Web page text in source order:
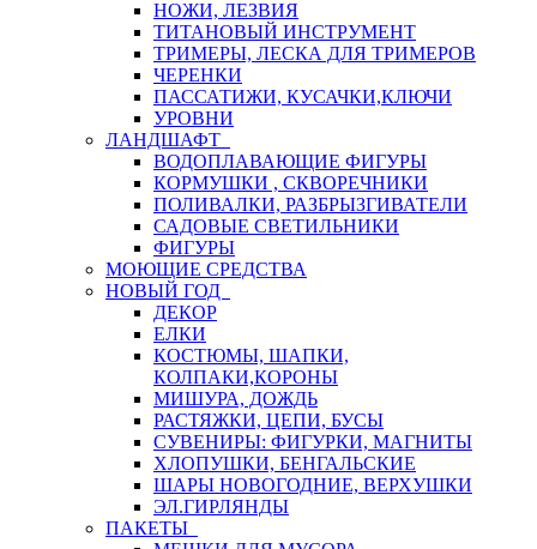
НОЖИ, ЛЕЗВИЯ
ТИТАНОВЫЙ ИНСТРУМЕНТ
ТРИМЕРЫ, ЛЕСКА ДЛЯ ТРИМЕРОВ
ЧЕРЕНКИ
ПАССАТИЖИ, КУСАЧКИ,КЛЮЧИ
УРОВНИ
ЛАНДШАФТ
ВОДОПЛАВАЮЩИЕ ФИГУРЫ
КОРМУШКИ , СКВОРЕЧНИКИ
ПОЛИВАЛКИ, РАЗБРЫЗГИВАТЕЛИ
САДОВЫЕ СВЕТИЛЬНИКИ
ФИГУРЫ
МОЮЩИЕ СРЕДСТВА
НОВЫЙ ГОД
ДЕКОР
ЕЛКИ
КОСТЮМЫ, ШАПКИ,
КОЛПАКИ,КОРОНЫ
МИШУРА, ДОЖДЬ
РАСТЯЖКИ, ЦЕПИ, БУСЫ
СУВЕНИРЫ: ФИГУРКИ, МАГНИТЫ
ХЛОПУШКИ, БЕНГАЛЬСКИЕ
ШАРЫ НОВОГОДНИЕ, ВЕРХУШКИ
ЭЛ.ГИРЛЯНДЫ
ПАКЕТЫ